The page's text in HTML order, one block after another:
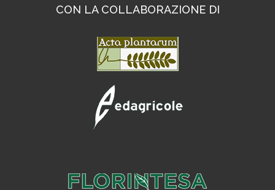
CON LA COLLABORAZIONE DI